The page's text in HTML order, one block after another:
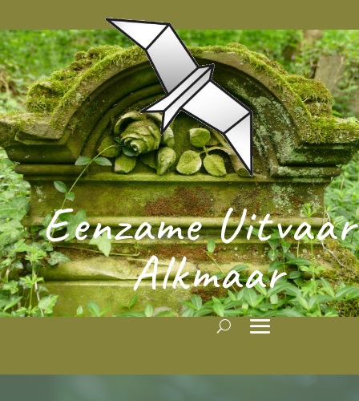
Eenzame
Alkmaar